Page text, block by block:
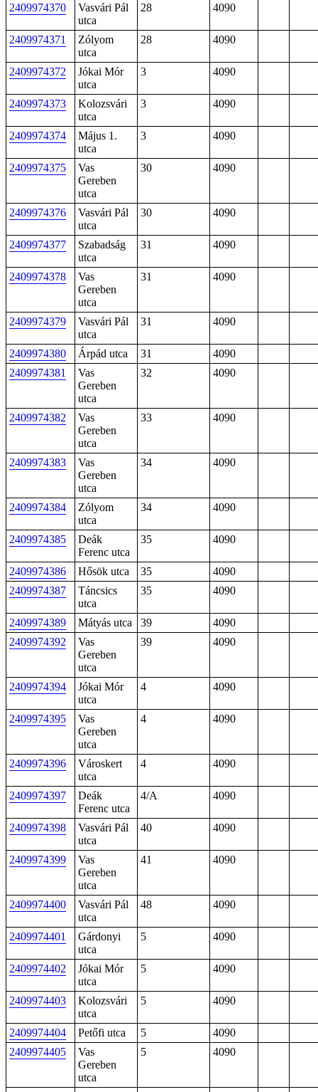
2409974370
Vasvári Pál
utca
28 4090
2409974371
Zólyom
utca
28 4090
2409974372
Jókai Mór
utca
3 4090
2409974373
Kolozsvári
utca
3 4090
2409974374
Május 1.
utca
3 4090
2409974375
Vas
Gereben
utca
30 4090
2409974376
Vasvári Pál
utca
30 4090
2409974377
Szabadság
utca
31 4090
2409974378
Vas
Gereben
utca
31 4090
2409974379
Vasvári Pál
utca
31 4090
2409974380 Árpád utca 31
4090
2409974381
Vas
Gereben
utca
32 4090
2409974382
Vas
Gereben
utca
33 4090
2409974383
Vas
Gereben
utca
34 4090
2409974384
Zólyom
utca
34 4090
2409974385
Deák
Ferenc utca
35 4090
2409974386 Hősök utca 35
4090
2409974387
Táncsics
utca
35 4090
2409974389 Mátyás utca 39
4090
2409974392
Vas
Gereben
utca
39 4090
2409974394
Jókai Mór
utca
4 4090
2409974395
Vas
Gereben
utca
4 4090
2409974396
Városkert
utca
4 4090
2409974397
Deák
Ferenc utca
4/A 4090
2409974398
Vasvári Pál
utca
40 4090
2409974399
Vas
Gereben
utca
41 4090
2409974400
Vasvári Pál
utca
48 4090
2409974401
Gárdonyi
utca
5 4090
2409974402
Jókai Mór
utca
5 4090
2409974403
Kolozsvári
utca
5 4090
2409974404 Petőfi utca 5
4090
2409974405
Vas
Gereben
utca
5 4090